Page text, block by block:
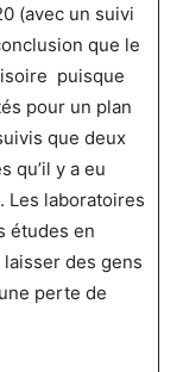
(avec un suivi
que le
puisque
pour un plan
que deux
qu’il y a eu
Les laboratoires
études en
laisser des gens
perte de